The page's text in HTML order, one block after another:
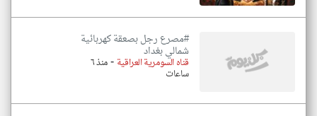
#مصرع رجل بصعقة كهربائية
شمالي بغداد
قناه السومرية العراقية - منذ ٦
ساعات